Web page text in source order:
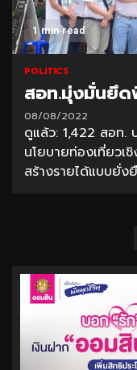
1 min read
POLITICS
สอท.มุ่งมั่นยึ
08/08/2022
ดูแล้ว: 1,422 สอท
นโยบายท่องเที่ยว
สร้างรายได้แบบยั่ง